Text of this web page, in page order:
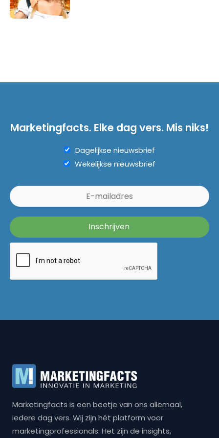
Marketingfacts. Elke dag vers. Mis niks!
Dagelijkse nieuwsbrief
Wekelijkse nieuwsbrief
Marketingfacts is een beetje van ons allemaal,
iedere dag vers. Wij zijn hét platform voor
marketingprofessionals. Het zijn de insights,